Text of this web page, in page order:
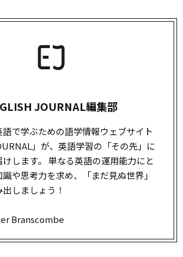
JOURNAL編集部
で学ぶための語学情報ウェブサイト
」が、英語学習の「その先」に
します。 単なる英語の運用能力にと
や思考力を求め、「まだ見ぬ世界」
しましょう！
Branscombe